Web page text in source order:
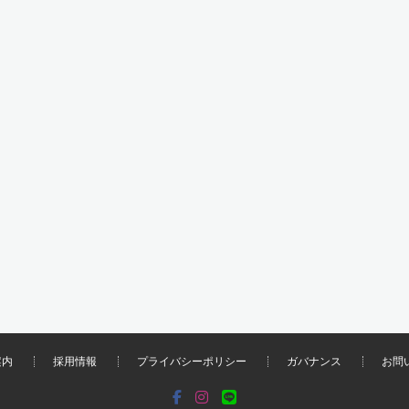
採用情報 プライバシーポリシー ガバナンス お問